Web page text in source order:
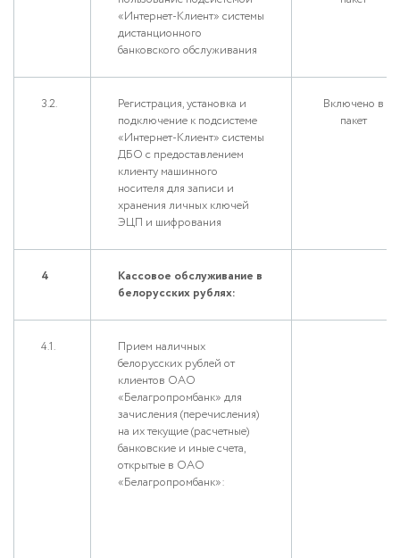
«Интернет-Клиент» системы
дистанционного
банковского обслуживания
3.2.
Регистрация, установка и
подключение к подсистеме
«Интернет-Клиент» системы
ДБО с предоставлением
клиенту машинного
носителя для записи и
хранения личных ключей
ЭЦП и шифрования
Включено в
пакет
4
Кассовое обслуживание в
белорусских рублях:
4.1.
Прием наличных
белорусских рублей от
клиентов ОАО
«Белагропромбанк» для
зачисления (перечисления)
на их текущие (расчетные)
банковские и иные счета,
открытые в ОАО
«Белагропромбанк»: